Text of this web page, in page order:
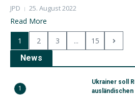
JPD 25. August 2022
Read More
1 2 3 ...
15
News
1
Ukrainer soll